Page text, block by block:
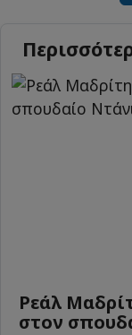
Ρεάλ
στον